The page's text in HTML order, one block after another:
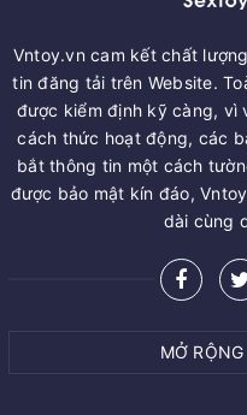
Vntoy.vn cam kết chất
tin đăng tải trên Website.
được kiểm định kỹ càng, vì
cách thức hoạt động, các
bắt thông tin một cách
được bảo mật kín đáo,
dài cùng
MỞ